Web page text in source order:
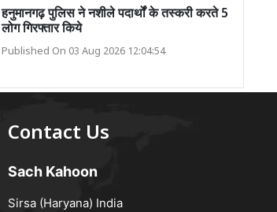
हनुमानगढ़ पुलिस ने नशीले पदार्थों के तस्करी करते 5
लोग गिरफ्तार किये
Published On 03 Aug 2026 12:04:54
Contact Us
Sach Kahoon
Sirsa (Haryana) India